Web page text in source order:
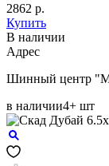
2862 р.
Купить
В наличии
Aдрес
Шинный центр
в наличии4+ шт